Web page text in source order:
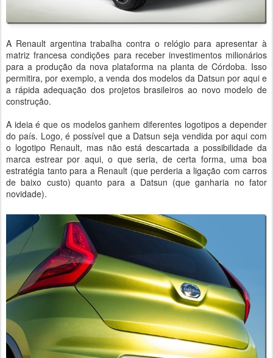
A Renault argentina trabalha contra o relógio para apresentar à
matriz francesa condições para receber investimentos milionários
para a produção da nova plataforma na planta de Córdoba. Isso
permitira, por exemplo, a venda dos modelos da Datsun por aqui e
a rápida adequação dos projetos brasileiros ao novo modelo de
construção.
A ideia é que os modelos ganhem diferentes logotipos a depender
do país. Logo, é possível que a Datsun seja vendida por aqui com
o logotipo Renault, mas não está descartada a possibilidade da
marca estrear por aqui, o que seria, de certa forma, uma boa
estratégia tanto para a Renault (que perderia a ligação com carros
de baixo custo) quanto para a Datsun (que ganharia no fator
novidade).